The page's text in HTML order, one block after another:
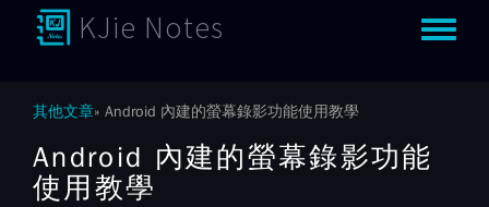
KJie Notes Toggle
其他文章 Android 內建的螢幕錄影功能使用教學
Android 內建的螢幕錄影功能
使用教學